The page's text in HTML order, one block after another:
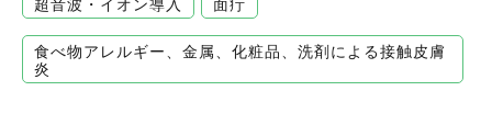
食べ物アレルギー、金属、化粧品、洗剤による接触皮膚
炎